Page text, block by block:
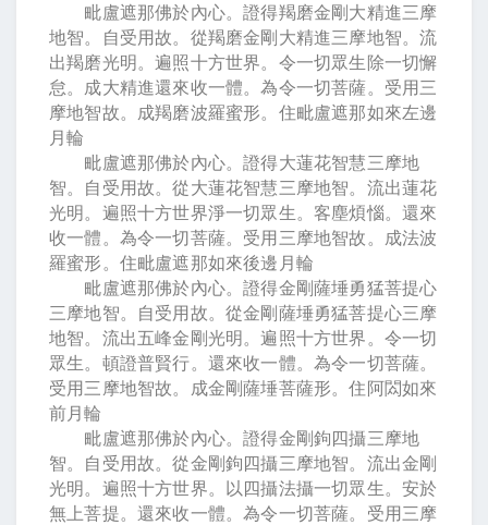
毗盧遮那佛於內心。證得羯磨金剛大精進三摩
地智。自受用故。從羯磨金剛大精進三摩地智。流
出羯磨光明。遍照十方世界。令一切眾生除一切懈
怠。成大精進還來收一體。為令一切菩薩。受用三
摩地智故。成羯磨波羅蜜形。住毗盧遮那如來左邊
月輪
毗盧遮那佛於內心。證得大蓮花智慧三摩地
智。自受用故。從大蓮花智慧三摩地智。流出蓮花
光明。遍照十方世界淨一切眾生。客塵煩惱。還來
收一體。為令一切菩薩。受用三摩地智故。成法波
羅蜜形。住毗盧遮那如來後邊月輪
毗盧遮那佛於內心。證得金剛薩埵勇猛菩提心
三摩地智。自受用故。從金剛薩埵勇猛菩提心三摩
地智。流出五峰金剛光明。遍照十方世界。令一切
眾生。頓證普賢行。還來收一體。為令一切菩薩。
受用三摩地智故。成金剛薩埵菩薩形。住阿閦如來
前月輪
毗盧遮那佛於內心。證得金剛鉤四攝三摩地
智。自受用故。從金剛鉤四攝三摩地智。流出金剛
光明。遍照十方世界。以四攝法攝一切眾生。安於
無上菩提。還來收一體。為令一切菩薩。受用三摩